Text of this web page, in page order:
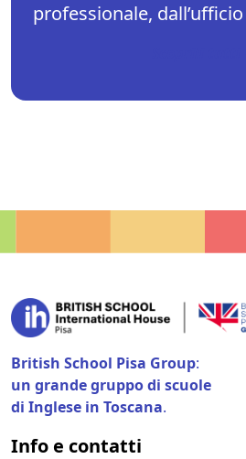
professionale,
British School Pisa Group:
un grande gruppo di scuole
di Inglese in Toscana.
Info e contatti